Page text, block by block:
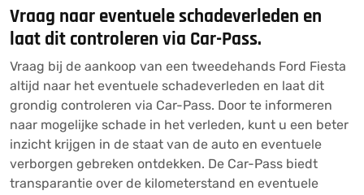
Vraag naar eventuele schadeverleden en
laat dit controleren via Car-Pass.
Vraag bij de aankoop van een tweedehands Ford Fiesta
altijd naar het eventuele schadeverleden en laat dit
grondig controleren via Car-Pass. Door te informeren
naar mogelijke schade in het verleden, kunt u een beter
inzicht krijgen in de staat van de auto en eventuele
verborgen gebreken ontdekken. De Car-Pass biedt
transparantie over de kilometerstand en eventuele